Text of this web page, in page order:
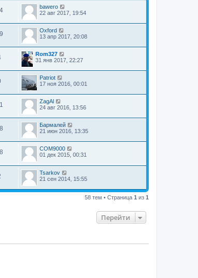
bawero
22 авг 2017, 19:54
Oxford
13 апр 2017, 20:08
Rom327
31 янв 2017, 22:27
Patriot
17 ноя 2016, 00:01
ZagAl
24 авг 2016, 13:56
Бармалей
21 июн 2016, 13:35
COM9000
01 дек 2015, 00:31
Tsarkov
21 сен 2014, 15:55
58 тем • Страница 1 из 1
Перейти